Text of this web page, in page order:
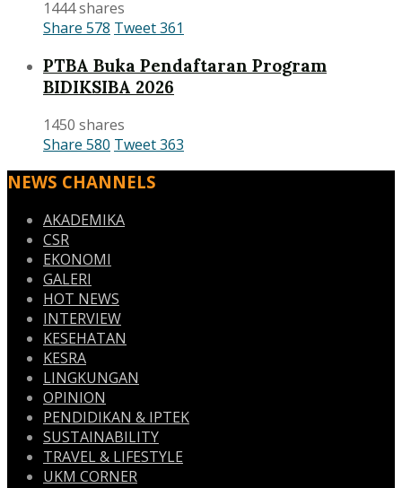
1444 shares
Share 578 Tweet361
PTBA Buka Pendaftaran Program
BIDIKSIBA 2026
1450 shares
Share 580 Tweet363
NEWS CHANNELS
AKADEMIKA
CSR
EKONOMI
GALERI
HOT NEWS
INTERVIEW
KESEHATAN
KESRA
LINGKUNGAN
OPINION
PENDIDIKAN & IPTEK
SUSTAINABILITY
TRAVEL & LIFESTYLE
UKM CORNER